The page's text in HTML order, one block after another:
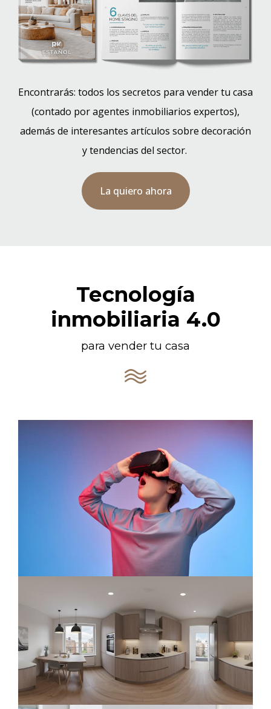
Encontrarás: todos los secretos para vender tu casa
(contado por agentes inmobiliarios expertos),
además de interesantes artículos sobre decoración
y tendencias del sector.
La quiero ahora
Tecnología
inmobiliaria 4.0
para vender tu casa